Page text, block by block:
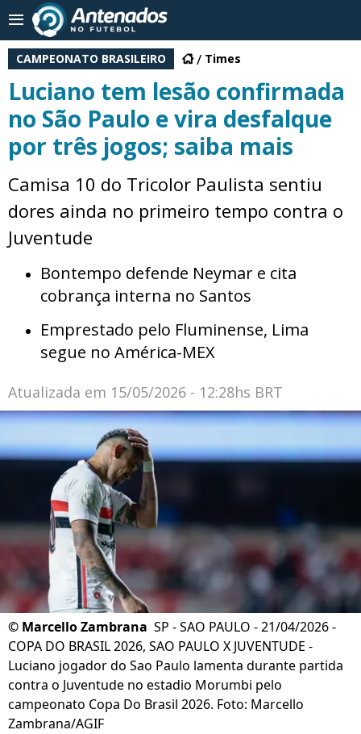
CAMPEONATO BRASILEIRO Times
Luciano tem lesão confirmada
no São Paulo e vira desfalque
por três jogos; saiba mais
Camisa 10 do Tricolor Paulista sentiu
dores ainda no primeiro tempo contra o
Juventude
Bontempo defende Neymar e cita
cobrança interna no Santos
Emprestado pelo Fluminense, Lima
segue no América-MEX
Atualizada em 15/05/2026 - 12:28hs BRT
© Marcello Zambrana SP - SAO PAULO - 21/04/2026 -
COPA DO BRASIL 2026, SAO PAULO X JUVENTUDE -
Luciano jogador do Sao Paulo lamenta durante partida
contra o Juventude no estadio Morumbi pelo
campeonato Copa Do Brasil 2026. Foto: Marcello
Zambrana/AGIF